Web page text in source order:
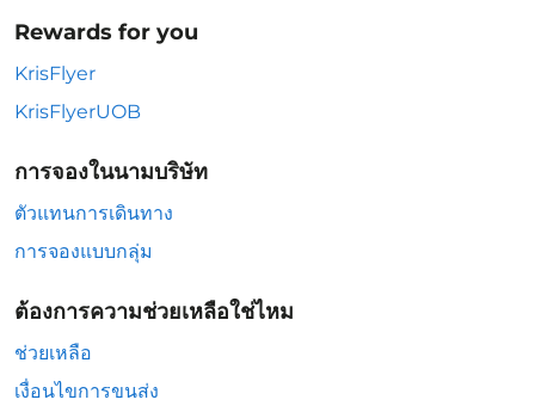
Rewards for you
KrisFlyer
KrisFlyerUOB
การจองในนามบริษัท
ตัวแทนการเดินทาง
การจองแบบกลุ่ม
ต้องการความช่วยเหลือใช่ไหม
ช่วยเหลือ
เงื่อนไขการขนส่ง